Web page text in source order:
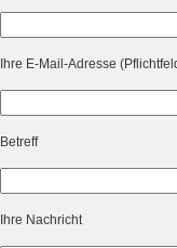
Ihre E-Mail-Adresse
Betreff
Ihre Nachricht